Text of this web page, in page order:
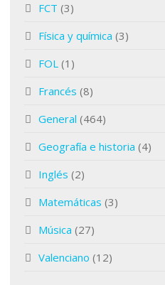
FCT (3)
Física y química (3)
FOL (1)
Francés (8)
General (464)
Geografía e historia (4)
Inglés (2)
Matemáticas (3)
Música (27)
Valenciano (12)